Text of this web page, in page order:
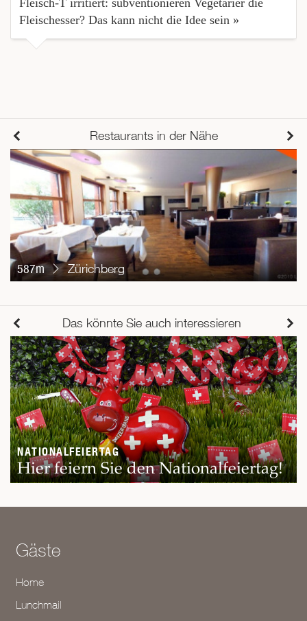
Fleisch-T irritiert: subventionieren Vegetarier die
Fleischesser? Das kann nicht die Idee sein »
Restaurants in der Nähe
587m Zürichberg
Das könnte Sie auch interessieren
NATIONALFEIERTAG
Hier feiern Sie den Nationalfeiertag!
Gäste
Home
Lunchmail